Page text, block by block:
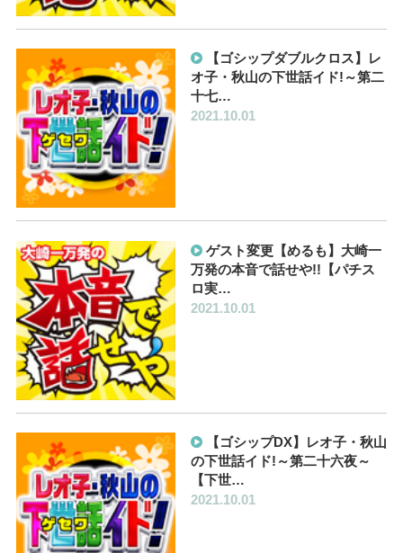
【ゴシップダブルクロス】レ
オ子・秋山の下世話イド!～第二
十七…
2021.10.01
ゲスト変更【めるも】大崎一
万発の本音で話せや!!【パチス
ロ実…
2021.10.01
【ゴシップDX】レオ子・秋山
の下世話イド!～第二十六夜～
【下世…
2021.10.01